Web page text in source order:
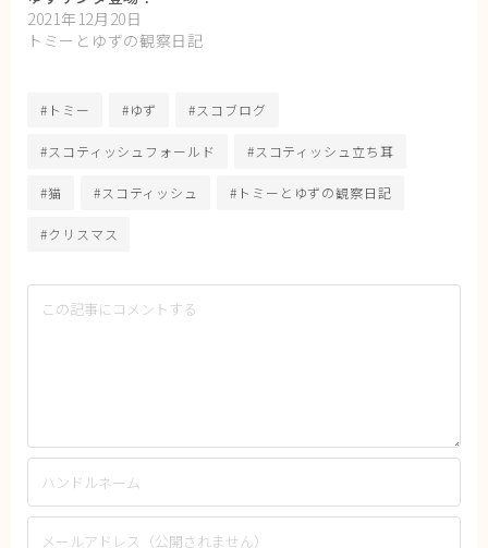
2021年12月20日
トミーとゆずの観察日記
#トミー #ゆず #スコブログ
#スコティッシュフォールド #スコティッシュ立ち耳
#猫 #スコティッシュ #トミーとゆずの観察日記
#クリスマス